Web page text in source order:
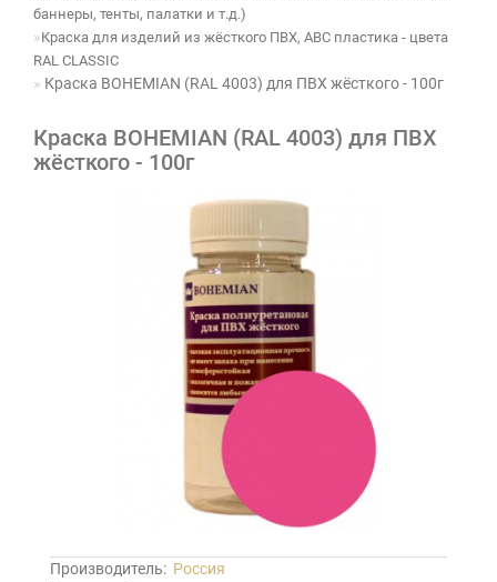
баннеры, тенты, палатки и т.д.)
Краска для изделий из жёсткого ПВХ, ABC пластика - цвета
RAL CLASSIC
Краска BOHEMIAN (RAL 4003) для ПВХ жёсткого - 100г
Краска BOHEMIAN (RAL 4003) для ПВХ
жёсткого - 100г
Производитель: Россия